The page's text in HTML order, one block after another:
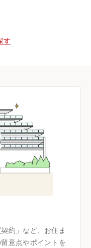
す
約」など、お住ま
意点やポイントを